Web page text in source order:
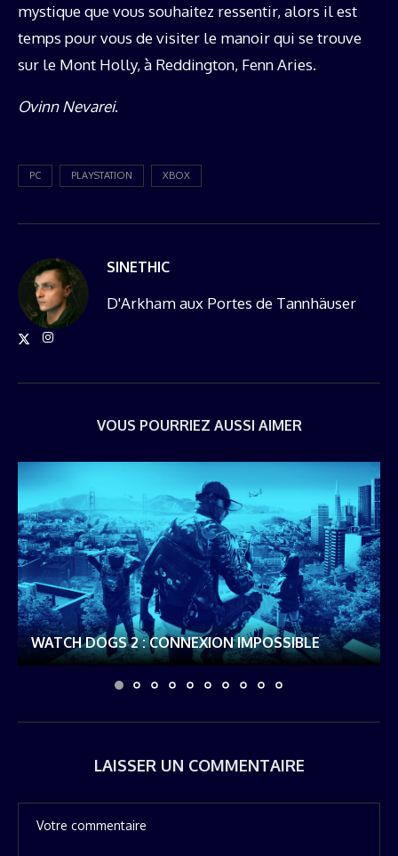
mystique que vous souhaitez ressentir, alors il est
temps pour vous de visiter le manoir qui se trouve
sur le Mont Holly, à Reddington, Fenn Aries.
Ovinn Nevarei.
PC PLAYSTATION XBOX
SINETHIC
D'Arkham aux Portes de Tannhäuser
VOUS POURRIEZ AUSSI AIMER
WATCH DOGS 2 : CONNEXION IMPOSSIBLE
LAISSER UN COMMENTAIRE